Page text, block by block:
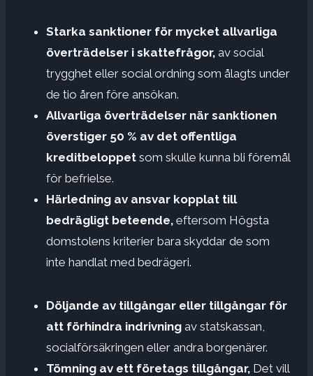
Starka sanktioner för mycket allvarliga
överträdelser i skattefrågor, av social
trygghet eller social ordning som ålagts under
de tio åren före ansökan.
Allvarliga överträdelser när sanktionen
överstiger 50 % av det offentliga
kreditbeloppet som skulle kunna bli föremål
för befrielse.
Härledning av ansvar kopplat till
bedrägligt beteende, eftersom Högsta
domstolens kriterier bara skyddar de som
inte handlat med bedrägeri.
Döljande av tillgångar eller tillgångar för
att förhindra indrivning av statskassan,
socialförsäkringen eller andra borgenärer.
Tömning av ett företags tillgångar, Det vill